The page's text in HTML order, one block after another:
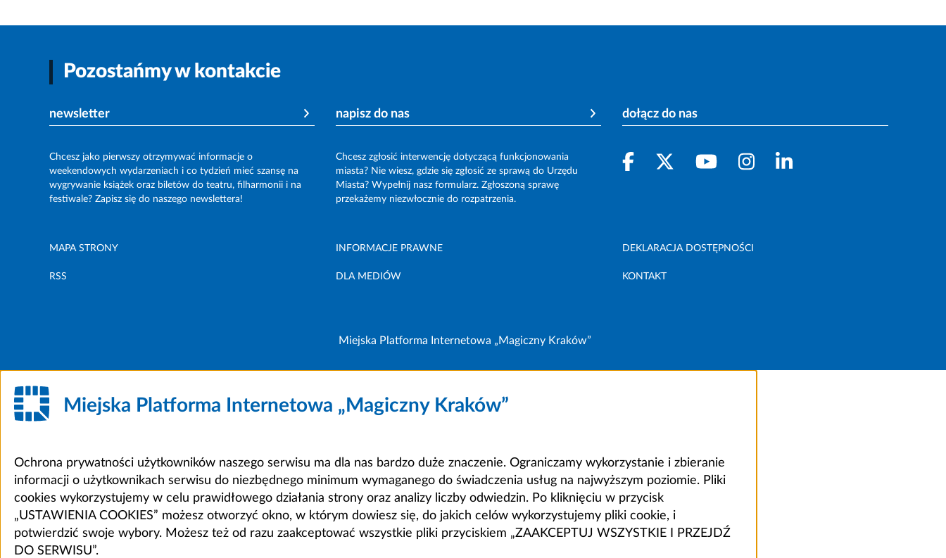
Pozostańmy w kontakcie
newsletter
Chcesz jako pierwszy otrzymywać informacje o
weekendowych wydarzeniach i co tydzień mieć szansę na
wygrywanie książek oraz biletów do teatru, filharmonii i na
festiwale? Zapisz się do naszego newslettera!
napisz do nas
Chcesz zgłosić interwencję dotyczącą funkcjonowania
miasta? Nie wiesz, gdzie się zgłosić ze sprawą do Urzędu
Miasta? Wypełnij nasz formularz. Zgłoszoną sprawę
przekażemy niezwłocznie do rozpatrzenia.
dołącz do nas
MAPA STRONY INFORMACJE PRAWNE DEKLARACJA DOSTĘPNOŚCI
RSS DLA MEDIÓW KONTAKT
Miejska Platforma Internetowa „Magiczny Kraków”
Miejska Platforma Internetowa „Magiczny Kraków”
Ochrona prywatności użytkowników naszego serwisu ma dla nas bardzo duże znaczenie. Ograniczamy wykorzystanie i zbieranie
informacji o użytkownikach serwisu do niezbędnego minimum wymaganego do świadczenia usług na najwyższym poziomie. Pliki
cookies wykorzystujemy w celu prawidłowego działania strony oraz analizy liczby odwiedzin. Po kliknięciu w przycisk
„USTAWIENIA COOKIES” możesz otworzyć okno, w którym dowiesz się, do jakich celów wykorzystujemy pliki cookie, i
potwierdzić swoje wybory. Możesz też od razu zaakceptować wszystkie pliki przyciskiem „ZAAKCEPTUJ WSZYSTKIE I PRZEJDŹ
DO SERWISU”.